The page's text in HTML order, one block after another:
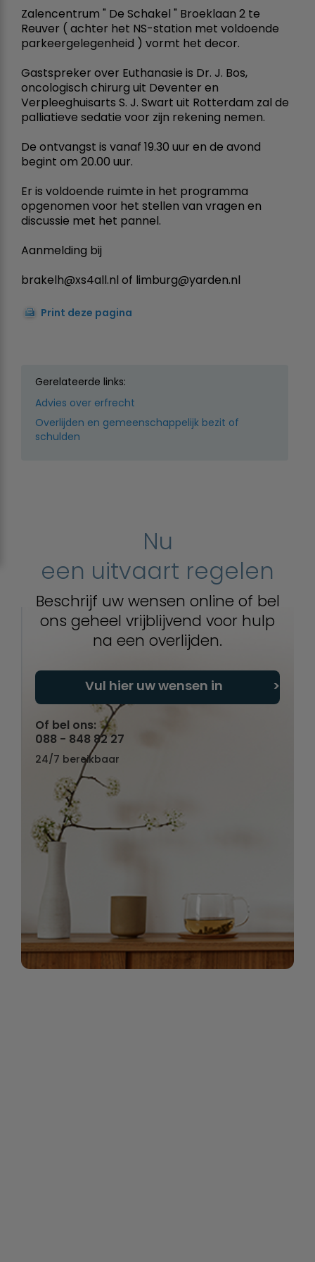
Zalencentrum " De Schakel " Broeklaan 2 te
Reuver ( achter het NS-station met voldoende
parkeergelegenheid ) vormt het decor.
Gastspreker over Euthanasie is Dr. J. Bos,
oncologisch chirurg uit Deventer en
Verpleeghuisarts S. J. Swart uit Rotterdam zal de
palliatieve sedatie voor zijn rekening nemen.
De ontvangst is vanaf 19.30 uur en de avond
begint om 20.00 uur.
Er is voldoende ruimte in het programma
opgenomen voor het stellen van vragen en
discussie met het pannel.
Aanmelding bij
brakelh@xs4all.nl of limburg@yarden.nl
Print deze pagina
Gerelateerde links:
Advies over erfrecht
Overlijden en gemeenschappelijk bezit of
schulden
Nu
een uitvaart regelen
Beschrijf uw wensen online of bel
ons geheel vrijblijvend voor hulp
na een overlijden.
Vul hier uw wensen in
Of bel ons:
088 - 848 82 27
24/7 bereikbaar